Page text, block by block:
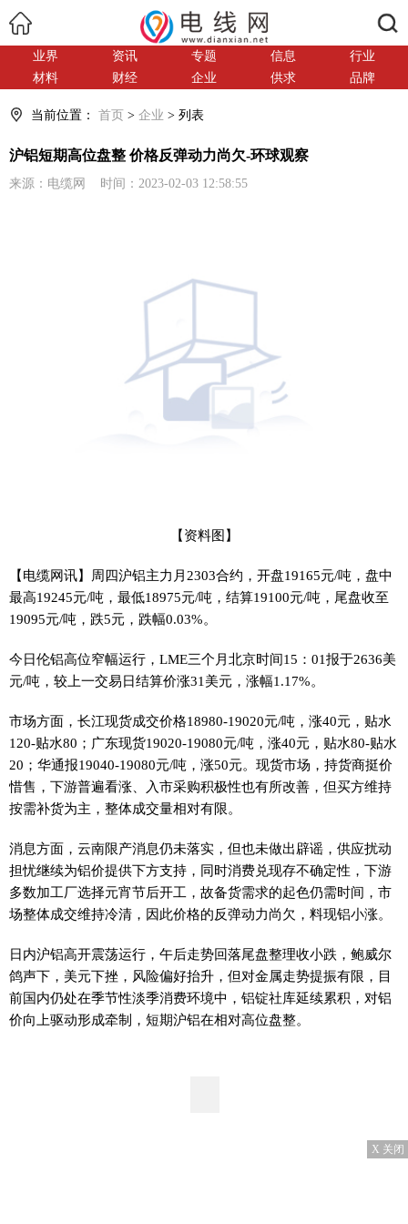
业界 资讯 专题 信息
行业
材料
财经 企业 供求 品牌
当前位置： 首页 > 企业 > 列表
沪铝短期高位盘整 价格反弹动力尚欠-环球观察
来源：电缆网 时间：2023-02-03 12:58:55
【资料图】
【电缆网讯】周四沪铝主力月2303合约，开盘19165元/吨，盘中
最高19245元/吨，最低18975元/吨，结算19100元/吨，尾盘收至
19095元/吨，跌5元，跌幅0.03%。
今日伦铝高位窄幅运行，LME三个月北京时间15：01报于2636美
元/吨，较上一交易日结算价涨31美元，涨幅1.17%。
市场方面，长江现货成交价格18980-19020元/吨，涨40元，贴水
120-贴水80；广东现货19020-19080元/吨，涨40元，贴水80-贴水
20；华通报19040-19080元/吨，涨50元。现货市场，持货商挺价
惜售，下游普遍看涨、入市采购积极性也有所改善，但买方维持
按需补货为主，整体成交量相对有限。
消息方面，云南限产消息仍未落实，但也未做出辟谣，供应扰动
担忧继续为铝价提供下方支持，同时消费兑现存不确定性，下游
多数加工厂选择元宵节后开工，故备货需求的起色仍需时间，市
场整体成交维持冷清，因此价格的反弹动力尚欠，料现铝小涨。
日内沪铝高开震荡运行，午后走势回落尾盘整理收小跌，鲍威尔
鸽声下，美元下挫，风险偏好抬升，但对金属走势提振有限，目
前国内仍处在季节性淡季消费环境中，铝锭社库延续累积，对铝
价向上驱动形成牵制，短期沪铝在相对高位盘整。
X 关闭